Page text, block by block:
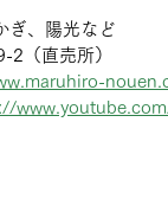
ぎ、陽光など
2（直売所）